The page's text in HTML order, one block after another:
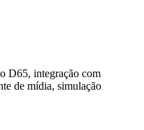
D65, integração com
de mídia, simulação